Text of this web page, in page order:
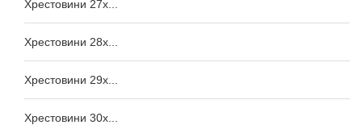
Хрестовини 27x...
Хрестовини 28x...
Хрестовини 29x...
Хрестовини 30x...